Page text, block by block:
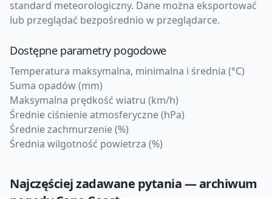
standard meteorologiczny. Dane można eksportować
lub przeglądać bezpośrednio w przeglądarce.
Dostępne parametry pogodowe
Temperatura maksymalna, minimalna i średnia (°C)
Suma opadów (mm)
Maksymalna prędkość wiatru (km/h)
Średnie ciśnienie atmosferyczne (hPa)
Średnie zachmurzenie (%)
Średnia wilgotność powietrza (%)
Najczęściej zadawane pytania — archiwum